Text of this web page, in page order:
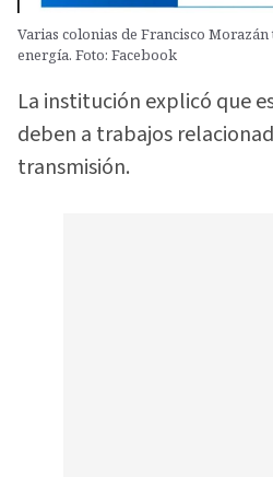
Varias colonias de Francisco
energía. Foto: Facebook
La institución explicó que
deben a trabajos
transmisión.